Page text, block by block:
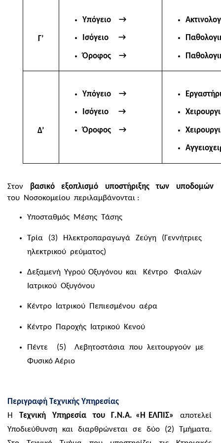
Γ’
Υπόγειο →
Ισόγειο →
Όροφος →
Δ’
Υπόγειο →
Ισόγειο →
Όροφος →
Στον βασικό εξοπλισμό υποστήριξης των υποδομών
του Νοσοκομείου περιλαμβάνονται :
Υποσταθμός Μέσης Τάσης
Τρία (3) Ηλεκτροπαραγωγά Ζεύγη (Γεννήτριες
ηλεκτρικού ρεύματος)
Δεξαμενή Υγρού Οξυγόνου και Κέντρο Φιαλών
Ιατρικού Οξυγόνου
Κέντρο Ιατρικού Πεπιεσμένου αέρα
Κέντρο Παροχής Ιατρικού Κενού
Πέντε (5) Λεβητοστάσια που λειτουργούν με
Φυσικό Αέριο
Περιγραφή Τεχνικής Υπηρεσίας
Η Τεχνική Υπηρεσία του Γ.Ν.Α. «Η ΕΛΠΙΣ»
αποτελεί
Υποδιεύθυνση και διαρθρώνεται σε δύο (2) Τμήματα.